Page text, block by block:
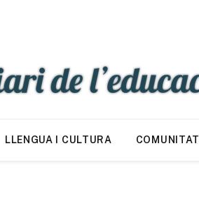
LLENGUA I CULTURA COMUNITAT